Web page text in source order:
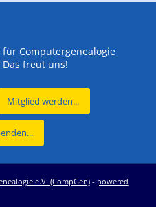
Computergenealogie
freut uns!
Mitglied werden...
e.V. (CompGen)- powered